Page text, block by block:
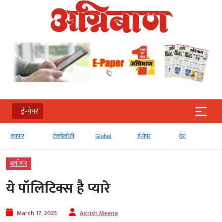
ई-पेपर
व्‍यापार टेक्‍नोलॉजी Global ई-पेपर देश
ब्‍लॉगर
ये पॉलिटिक्स है प्यारे
March 17, 2025 Ashish Meena